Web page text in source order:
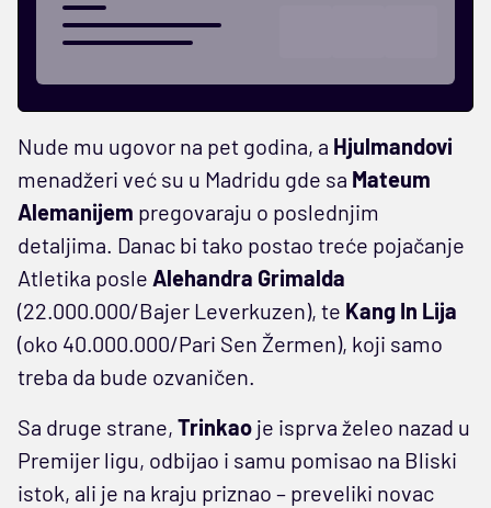
Nude mu ugovor na pet godina, a Hjulmandovi
menadžeri već su u Madridu gde sa Mateum
Alemanijem pregovaraju o poslednjim
detaljima. Danac bi tako postao treće pojačanje
Atletika posle Alehandra Grimalda
(22.000.000/Bajer Leverkuzen), te Kang In Lija
(oko 40.000.000/Pari Sen Žermen), koji samo
treba da bude ozvaničen.
Sa druge strane, Trinkao je isprva želeo nazad u
Premijer ligu, odbijao i samu pomisao na Bliski
istok, ali je na kraju priznao – preveliki novac